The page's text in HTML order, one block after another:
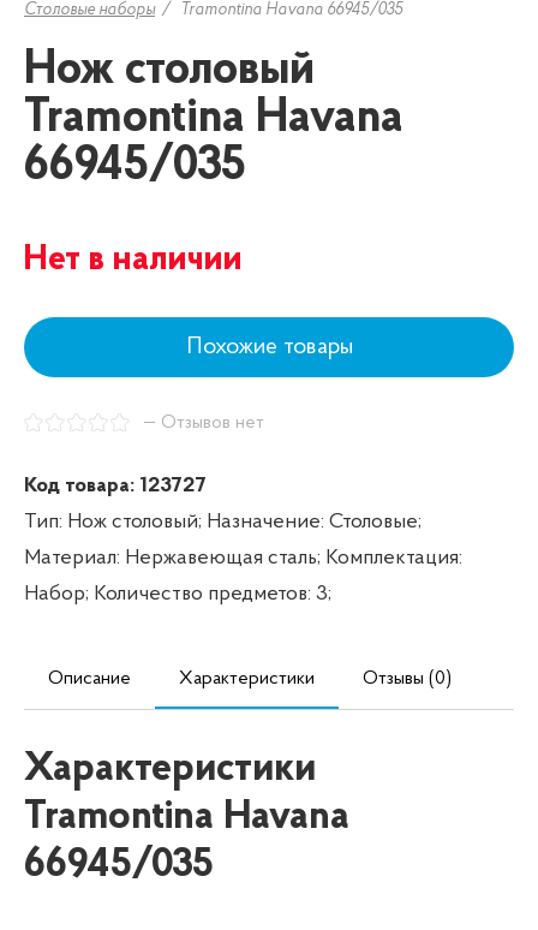
Столовые наборы Tramontina Havana 66945/035
Нож столовый
Tramontina Havana
66945/035
Нет в наличии
Похожие товары
— Отзывов нет
Код товара: 123727
Тип: Нож столовый; Назначение: Столовые;
Материал: Нержавеющая сталь; Комплектация:
Набор; Количество предметов: 3;
Описание Характеристики Отзывы (0)
Характеристики
Tramontina Havana
66945/035